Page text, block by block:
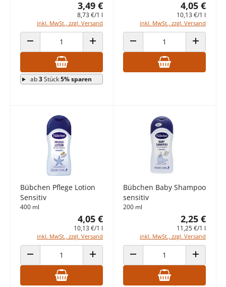
3,49 €
8,73 €/1 l
inkl. MwSt., zzgl. Versand
ANZAHL VERRINGERN ANZAHL ERHÖHEN
ab3Stück5% sparen
4,05 €
10,13 €/1 l
inkl. MwSt., zzgl. Versand
ANZAHL VERRINGERN ANZAHL
Bübchen Pflege Lotion
Sensitiv
400 ml
4,05 €
10,13 €/1 l
inkl. MwSt., zzgl. Versand
ANZAHL VERRINGERN ANZAHL ERHÖHEN
Bübchen Baby Shampoo
sensitiv
200 ml
2,25 €
11,25 €/1 l
inkl. MwSt., zzgl. Versand
ANZAHL VERRINGERN ANZAHL